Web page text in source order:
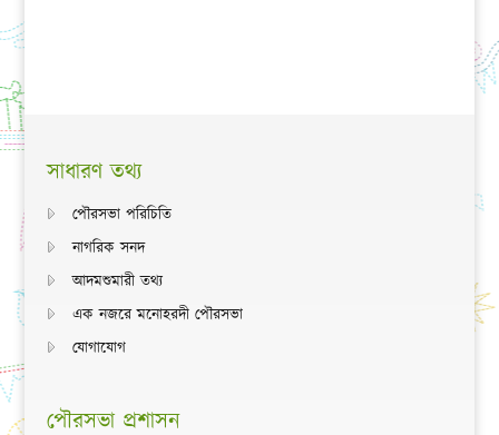
সাধারণ তথ্য
পৌরসভা পরিচিতি
নাগরিক সনদ
আদমশুমারী তথ্য
এক নজরে মনোহরদী পৌরসভা
যোগাযোগ
পৌরসভা প্রশাসন